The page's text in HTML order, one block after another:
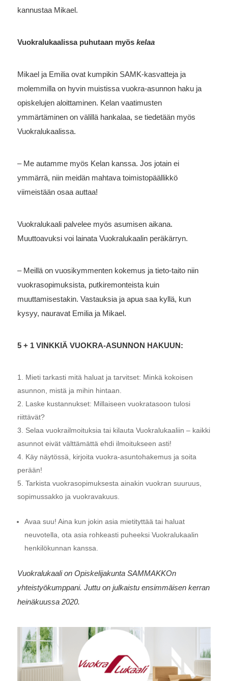
kannustaa Mikael.
Vuokralukaalissa puhutaan myös kelaa
Mikael ja Emilia ovat kumpikin SAMK-kasvatteja ja
molemmilla on hyvin muistissa vuokra-asunnon haku ja
opiskelujen aloittaminen. Kelan vaatimusten
ymmärtäminen on välillä hankalaa, se tiedetään myös
Vuokralukaalissa.
– Me autamme myös Kelan kanssa. Jos jotain ei
ymmärrä, niin meidän mahtava toimistopäällikkö
viimeistään osaa auttaa!
Vuokralukaali palvelee myös asumisen aikana.
Muuttoavuksi voi lainata Vuokralukaalin peräkärryn.
– Meillä on vuosikymmenten kokemus ja tieto-taito niin
vuokrasopimuksista, putkiremonteista kuin
muuttamisestakin. Vastauksia ja apua saa kyllä, kun
kysyy, nauravat Emilia ja Mikael.
5 + 1 VINKKIÄ VUOKRA-ASUNNON HAKUUN:
Mieti tarkasti mitä haluat ja tarvitset: Minkä kokoisen
asunnon, mistä ja mihin hintaan.
Laske kustannukset: Millaiseen vuokratasoon tulosi
riittävät?
Selaa vuokrailmoituksia tai kilauta Vuokralukaaliin – kaikki
asunnot eivät välttämättä ehdi ilmoitukseen asti!
Käy näytössä, kirjoita vuokra-asuntohakemus ja soita
perään!
Tarkista vuokrasopimuksesta ainakin vuokran suuruus,
sopimussakko ja vuokravakuus.
Avaa suu! Aina kun jokin asia mietityttää tai haluat
neuvotella, ota asia rohkeasti puheeksi Vuokralukaalin
henkilökunnan kanssa.
Vuokralukaali on Opiskelijakunta SAMMAKKOn
yhteistyökumppani. Juttu on julkaistu ensimmäisen kerran
heinäkuussa 2020.